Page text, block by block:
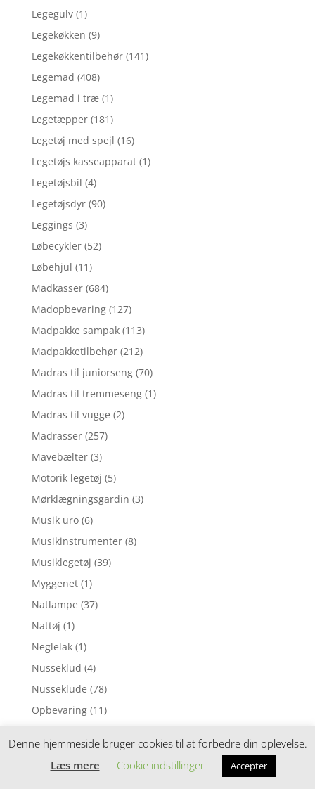
Legegulv (1)
Legekøkken (9)
Legekøkkentilbehør (141)
Legemad (408)
Legemad i træ (1)
Legetæpper (181)
Legetøj med spejl (16)
Legetøjs kasseapparat (1)
Legetøjsbil (4)
Legetøjsdyr (90)
Leggings (3)
Løbecykler (52)
Løbehjul (11)
Madkasser (684)
Madopbevaring (127)
Madpakke sampak (113)
Madpakketilbehør (212)
Madras til juniorseng (70)
Madras til tremmeseng (1)
Madras til vugge (2)
Madrasser (257)
Mavebælter (3)
Motorik legetøj (5)
Mørklægningsgardin (3)
Musik uro (6)
Musikinstrumenter (8)
Musiklegetøj (39)
Myggenet (1)
Natlampe (37)
Nattøj (1)
Neglelak (1)
Nusseklud (4)
Nusseklude (78)
Opbevaring (11)
Påskepynt (28)
Pedalcykler (9)
Denne hjemmeside bruger cookies til at forbedre din oplevelse.
Læs mere
Cookie indstillinger Accepter